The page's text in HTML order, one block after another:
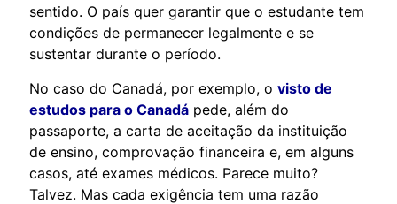
sentido. O país quer garantir que o estudante tem
condições de permanecer legalmente e se
sustentar durante o período.
No caso do Canadá, por exemplo, o visto de
estudos para o Canadá pede, além do
passaporte, a carta de aceitação da instituição
de ensino, comprovação financeira e, em alguns
casos, até exames médicos. Parece muito?
Talvez. Mas cada exigência tem uma razão